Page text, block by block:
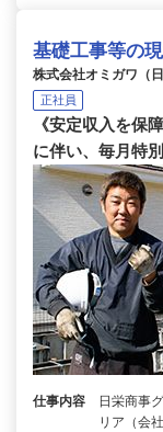
基礎工事等の
株式会社オミガワ（
正社員
《安定収入を保
に伴い、毎月特
仕事内容
日栄商事
リア（会